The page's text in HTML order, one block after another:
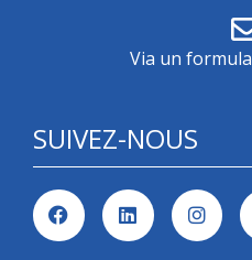
Via un
SUIVEZ-NOUS